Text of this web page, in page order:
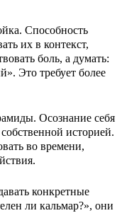
Способность
их в контекст,
боль, а думать:
Это требует более
Осознание себя
историей.
во времени,
конкретные
ли кальмар?», они